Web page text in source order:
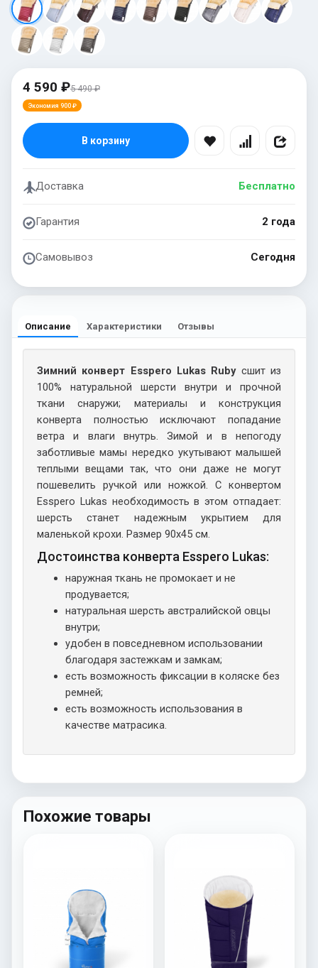
4 590 ₽5 490 ₽
Экономия 900 ₽
В корзину
Доставка Бесплатно
Гарантия 2 года
Самовывоз Сегодня
Описание Характеристики Отзывы
Зимний конверт Esspero Lukas Rubyсшит из
100% натуральной шерсти внутри и прочной
ткани снаружи; материалы и конструкция
конверта полностью исключают попадание
ветра и влаги внутрь. Зимой и в непогоду
заботливые мамы нередко укутывают малышей
теплыми вещами так, что они даже не могут
пошевелить ручкой или ножкой. С конвертом
Esspero Lukas необходимость в этом отпадает:
шерсть станет надежным укрытием для
маленькой крохи. Размер 90х45 см.
Достоинства конверта Esspero Lukas:
наружная ткань не промокает и не
продувается;
натуральная шерсть австралийской овцы
внутри;
удобен в повседневном использовании
благодаря застежкам и замкам;
есть возможность фиксации в коляске без
ремней;
есть возможность использования в
качестве матрасика.
Похожие товары